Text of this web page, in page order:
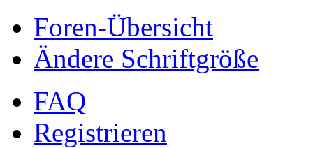
Foren-Übersicht
Ändere Schriftgröße
FAQ
Registrieren